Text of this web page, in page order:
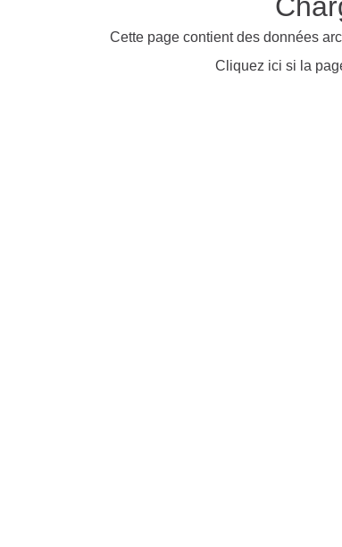
Cette page contient des données
Cliquez ici si la